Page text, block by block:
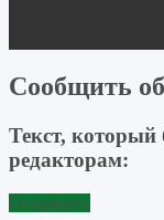
Сообщить
Текст, который
редакторам:
Отправить